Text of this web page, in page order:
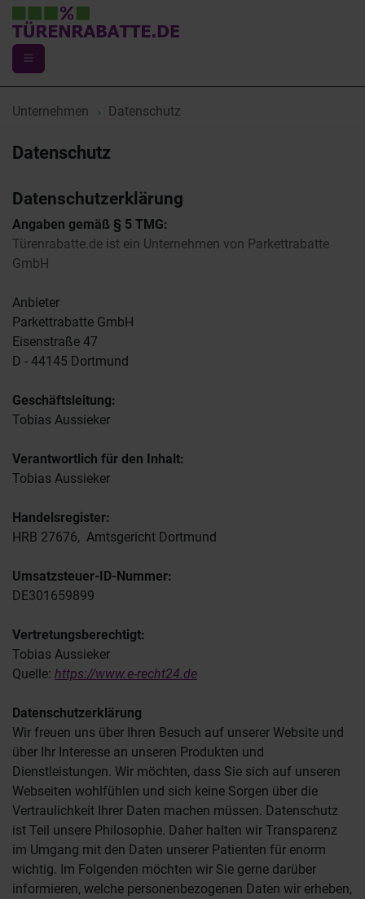
Unternehmen Datenschutz
Datenschutz
Datenschutzerklärung
Angaben gemäß § 5 TMG:
Türenrabatte.de ist ein Unternehmen von Parkettrabatte
GmbH
Anbieter
Parkettrabatte GmbH
Eisenstraße 47
D - 44145 Dortmund
Geschäftsleitung:
Tobias Aussieker
Verantwortlich für den Inhalt:
Tobias Aussieker
Handelsregister:
HRB 27676, Amtsgericht Dortmund
Umsatzsteuer-ID-Nummer:
DE301659899
Vertretungsberechtigt:
Tobias Aussieker
Quelle: https://www.e-recht24.de
Datenschutzerklärung
Wir freuen uns über Ihren Besuch auf unserer Website und
über Ihr Interesse an unseren Produkten und
Dienstleistungen. Wir möchten, dass Sie sich auf unseren
Webseiten wohlfühlen und sich keine Sorgen über die
Vertraulichkeit Ihrer Daten machen müssen. Datenschutz
ist Teil unsere Philosophie. Daher halten wir Transparenz
im Umgang mit den Daten unserer Patienten für enorm
wichtig. Im Folgenden möchten wir Sie gerne darüber
informieren, welche personenbezogenen Daten wir erheben,